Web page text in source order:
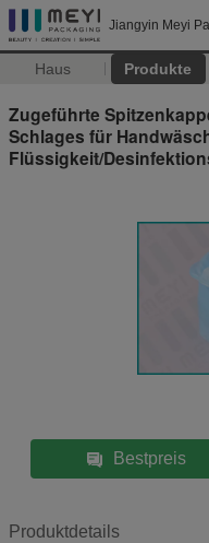
Jiangyin Meyi
Haus Produkte
Zugeführte
Schlages für
Flüssigkeit/
Bestpreis
Produktdetails